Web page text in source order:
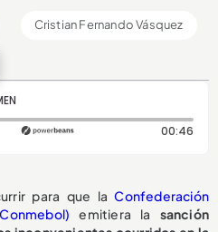
Cristian Fernando Vásquez
0 segundos 00:46
para que laConfederación
emitiera la sanción